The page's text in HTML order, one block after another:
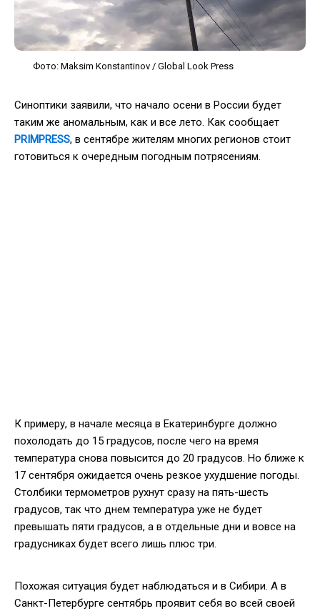
Фото: Maksim Konstantinov / Global Look Press
Синоптики заявили, что начало осени в России будет
таким же аномальным, как и все лето. Как сообщает
PRIMPRESS, в сентябре жителям многих регионов стоит
готовиться к очередным погодным потрясениям.
К примеру, в начале месяца в Екатеринбурге должно
похолодать до 15 градусов, после чего на время
температура снова повысится до 20 градусов. Но ближе к
17 сентября ожидается очень резкое ухудшение погоды.
Столбики термометров рухнут сразу на пять-шесть
градусов, так что днем температура уже не будет
превышать пяти градусов, а в отдельные дни и вовсе на
градусниках будет всего лишь плюс три.
Похожая ситуация будет наблюдаться и в Сибири. А в
Санкт-Петербурге сентябрь проявит себя во всей своей